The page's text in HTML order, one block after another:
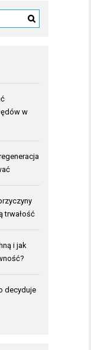
w
trwałość
i jak
decyduje